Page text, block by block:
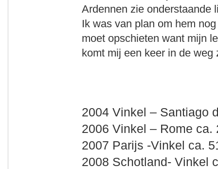
Ardennen zie onderstaande
Ik was van plan om hem
moet opschieten want mijn
komt mij een keer in de weg
2004 Vinkel – Santiago
2006 Vinkel – Rome ca.
2007 Parijs -Vinkel ca.
2008 Schotland- Vinkel